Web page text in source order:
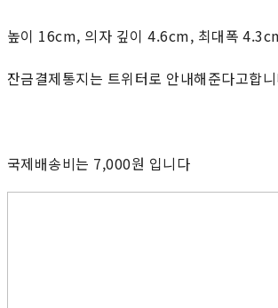
높이 16cm, 의자 깊이 4.6cm, 최대폭
잔금결제통지는 트위터로 안내해준다고합
국제배송비는 7,000원 입니다